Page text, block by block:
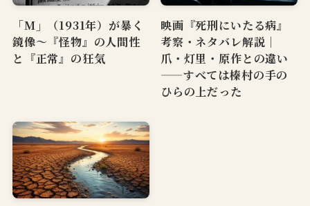
「M」（1931年）が暴く
鏡像〜『怪物』の人間性
と『正常』の狂気
映画『死刑にいたる病』
考察・ネタバレ解説｜
爪・灯里・原作との違い
——すべては榛村の手の
ひらの上だった